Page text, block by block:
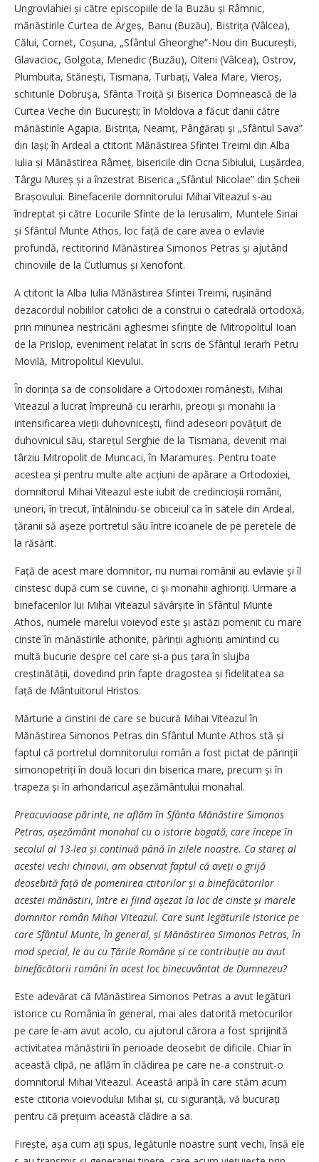
Ungrovlahiei și către episcopiile de la Bu­zău și Râmnic,
mănăstirile Curtea de Argeș, Banu (Buzău), Bis­trița (Vâl­cea),
Călui, Cornet, Coșuna, „Sfântul Gheorghe”-Nou din Bucu­rești,
Glavacioc, Golgota, Menedic (Buzău), Olteni (Vâlcea), Ostrov,
Plum­buita, Stănești, Tismana, Tur­bați, Valea Mare, Vieroș,
schiturile Dobrușa, Sfânta Troiță și Biserica Domnească de la
Curtea Veche din București; în Moldova a făcut danii către
mănăstirile Agapia, Bistrița, Neamț, Pângărați și „Sfântul Sava”
din Iași; în Ardeal a ctitorit Mănăstirea Sfintei Treimi din Alba
Iulia și Mănăstirea Râmeț, bisericile din Ocna Sibiului, Lu­șăr­dea,
Târgu Mureș și a înzestrat Biserica „Sfântul Nicolae” din Șcheii
Brașovului. Binefacerile domnitorului Mihai Viteazul s-au
îndreptat și către Locurile Sfinte de la Ierusalim, Muntele Sinai
și Sfântul Munte Athos, loc față de care avea o evlavie
profundă, rectitorind Mănăstirea Simonos Petras și ajutând
chinoviile de la Cutlumuș și Xenofont.
A ctitorit la Alba Iulia Mănăstirea Sfintei Treimi, rușinând
dezacordul nobililor catolici de a construi o catedrală ortodoxă,
prin minunea ne­stricării aghesmei sfințite de Mitropolitul Ioan
de la Prislop, eveniment relatat în scris de Sfântul Ierarh Petru
Movilă, Mitropolitul Kievului.
În dorința sa de consolidare a Ortodoxiei românești, Mihai
Viteazul a lucrat împreună cu ierarhii, preoții și monahii la
intensificarea vieții duhovnicești, fiind adeseori povățuit de
duhovnicul său, starețul Serghie de la Tismana, devenit mai
târziu Mitropolit de Muncaci, în Mara­mureș. Pentru toate
acestea și pentru multe alte acțiuni de apărare a Ortodoxiei,
domnitorul Mihai Viteazul este iubit de credincioșii români,
uneori, în trecut, întâlnindu-se obiceiul ca în satele din Ardeal,
țăranii să așeze portretul său între icoanele de pe peretele de
la răsărit.
Față de acest mare domnitor, nu numai românii au evlavie și îl
cin­s­tesc după cum se cuvine, ci și mona­hii aghioriți. Urmare a
binefacerilor lui Mihai Viteazul săvârșite în Sfântul Munte
Athos, numele marelui voievod este și astăzi pomenit cu mare
cinste în mănăstirile athonite, părinții aghioriți amintind cu
multă bucurie despre cel care și-a pus țara în slujba
creștinătății, dovedind prin fapte dragostea și fidelitatea sa
față de Mântuitorul Hristos.
Mărturie a cinstirii de care se bucură Mihai Viteazul în
Mănăstirea Simonos Petras din Sfântul Munte Athos stă și
faptul că portretul domnitorului român a fost pictat de părinții
simonopetriți în două locuri din biserica mare, precum și în
trapeza și în arhondaricul așezămân­tului monahal.
Preacuvioase părinte, ne aflăm în Sfânta Mănăstire Simonos
Petras, așezământ monahal cu o istorie bogată, care începe în
secolul al 13-lea și continuă până în zilele noastre. Ca stareț al
acestei vechi chinovii, am observat faptul că aveți o grijă
deosebită față de pomenirea ctitorilor și a binefăcătorilor
acestei mănăstiri, între ei fiind așezat la loc de cinste și marele
domnitor român Mihai Viteazul. Care sunt legăturile istorice pe
care Sfântul Munte, în general, și Mănăstirea Simonos Petras, în
mod special, le au cu Țările Române și ce contribuție au avut
binefăcătorii români în acest loc binecuvântat de Dumnezeu?
Este adevărat că Mănăstirea Simonos Petras a avut legături
istorice cu România în general, mai ales datorită metocurilor
pe care le-am avut acolo, cu ajutorul cărora a fost sprijinită
activitatea mănăstirii în perioade deosebit de dificile. Chiar în
această clipă, ne aflăm în clădirea pe care ne-a construit-o
domnitorul Mihai Viteazul. Această aripă în care stăm acum
este ctitoria voievodului Mihai și, cu siguranță, vă bucurați
pentru că prețuim această clădire a sa.
Firește, așa cum ați spus, legăturile noastre sunt vechi, însă ele